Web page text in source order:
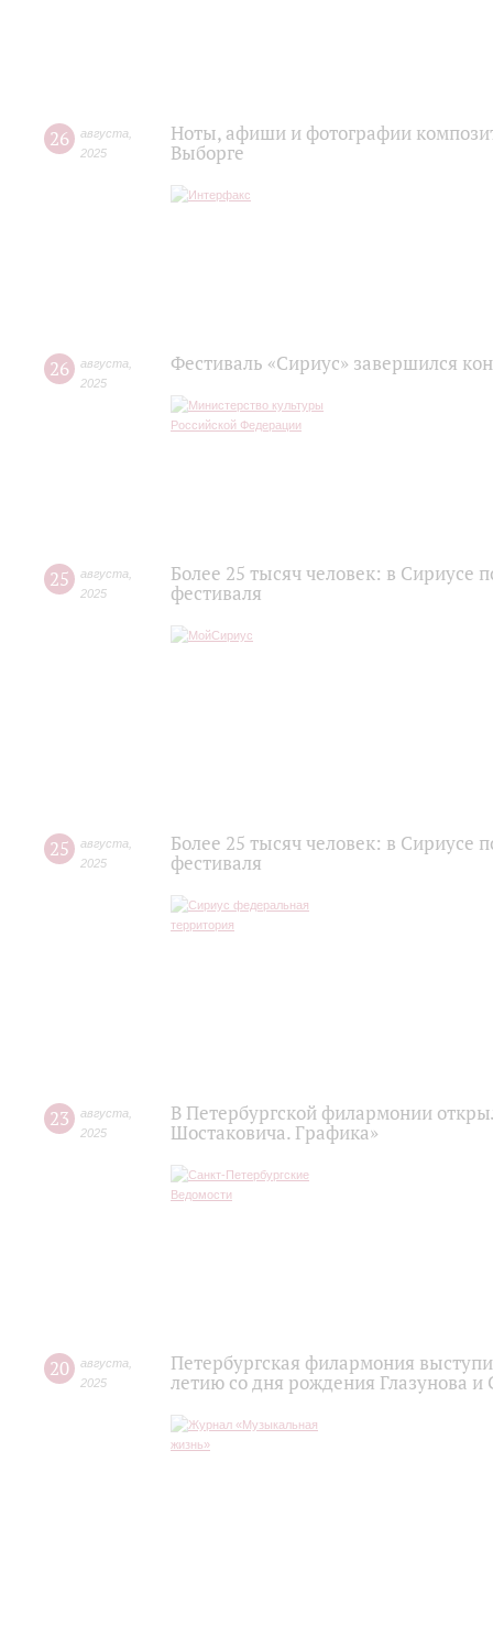
26 августа
2025
Ноты, афиши и фотографии
Выборге
26 августа
2025
Фестиваль «Сириус» завершился
25 августа
2025
Более 25 тысяч человек: в Сириусе
фестиваля
25 августа
2025
Более 25 тысяч человек: в Сириусе
фестиваля
23 августа
2025
В Петербургской филармонии
Шостаковича. Графика»
20 августа
2025
Петербургская филармония
летию со дня рождения Глазунова и